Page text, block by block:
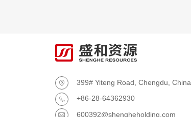
 399# Yiteng Road, Chengdu, China
 +86-28-64362930
 600392@shengheholding.com